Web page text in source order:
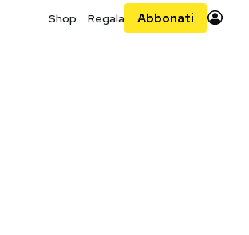
Shop Regala Abbonati